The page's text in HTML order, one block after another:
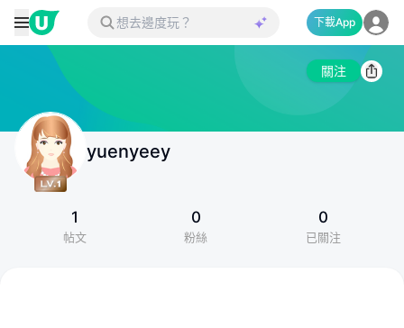
下載App
關注
yuenyeey
1
帖文
0
粉絲
0
已關注